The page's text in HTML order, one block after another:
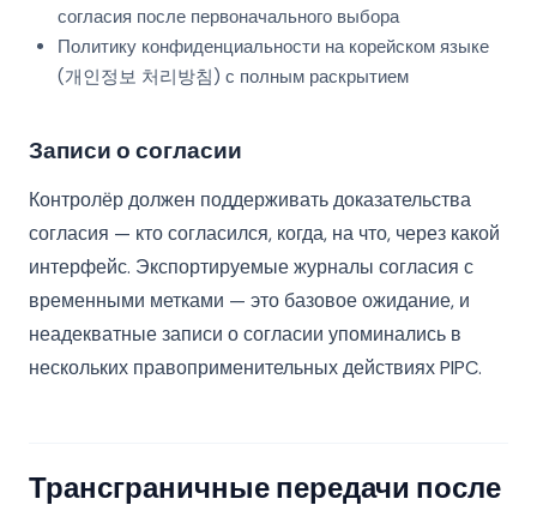
согласия после первоначального выбора
Политику конфиденциальности на корейском языке
(개인정보 처리방침) с полным раскрытием
Записи о согласии
Контролёр должен поддерживать доказательства
согласия — кто согласился, когда, на что, через какой
интерфейс. Экспортируемые журналы согласия с
временными метками — это базовое ожидание, и
неадекватные записи о согласии упоминались в
нескольких правоприменительных действиях PIPC.
Трансграничные передачи после